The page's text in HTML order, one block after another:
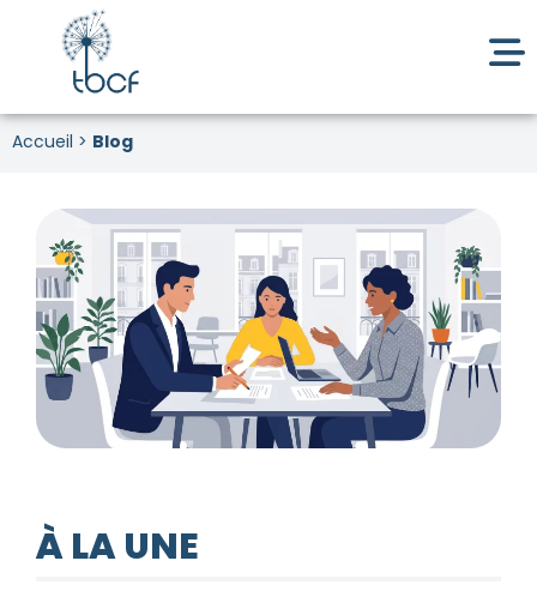
Accueil > Blog
À LA UNE